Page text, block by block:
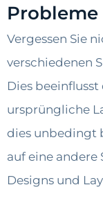
Probleme
Vergessen Sie
verschiedenen
Dies beeinflusst
ursprüngliche
dies unbedingt
auf eine andere
Designs und